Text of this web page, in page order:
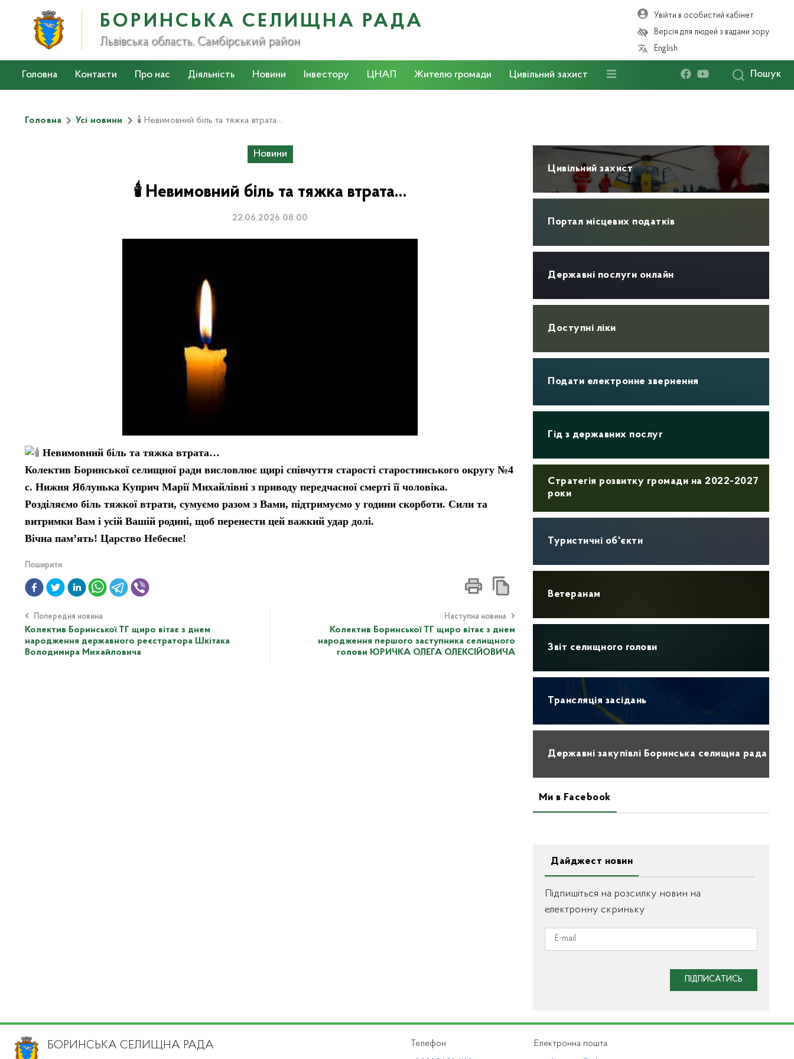
БОРИНСЬКА СЕЛИЩНА РАДА
Львівська область, Самбірський район
Увійти в особистий кабінет
Версія для людей з вадами зору
English
Головна Контакти Про нас Діяльність Новини Інвестору ЦНАП Жителю громади Цивільний захист Пошук
Головна Усі новини 🕯 Невимовний біль та тяжка втрата…
Новини
🕯 Невимовний біль та тяжка втрата…
22.06.2026 08:00
Невимовний біль та тяжка втрата…
Колектив Боринської селищної ради висловлює щирі співчуття старості старостинського округу №4
с. Нижня Яблунька Куприч Марії Михайлівні з приводу передчасної смерті її чоловіка.
Розділяємо біль тяжкої втрати, сумуємо разом з Вами, підтримуємо у години скорботи. Сили та
витримки Вам і усій Вашій родині, щоб перенести цей важкий удар долі.
Вічна пам’ять! Царство Небесне!
Поширити
Попередня новина
Колектив Боринської ТГ щиро вітає з днем
народження державного реєстратора Шкітака
Володимира Михайловича
Наступна новина
Колектив Боринської ТГ щиро вітає з днем
народження першого заступника селищного
голови ЮРИЧКА ОЛЕГА ОЛЕКСІЙОВИЧА
Цивільний захист
Портал місцевих податків
Державні послуги онлайн
Доступні ліки
Подати електронне звернення
Гід з державних послуг
Стратегія розвитку громади на 2022-2027
роки
Туристичні об'єкти
Ветеранам
Звіт селищного голови
Трансляція засідань
Державні закупівлі Боринська селищна рада
Ми в Facebook
Дайджест новин
Підпишіться на розсилку новин на
електронну скриньку
ПІДПИСАТИСЬ
БОРИНСЬКА СЕЛИЩНА РАДА
Телефон
Електронна пошта